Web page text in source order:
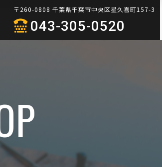
〒260-0808 千葉県千葉市中央区星久喜町157-3
043-305-0520